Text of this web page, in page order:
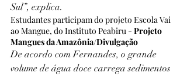
Sul”, explica.
Estudantes participam do projeto Escola Vai
ao Mangue, do Instituto Peabiru - Projeto
Mangues da Amazônia/Divulgação
De acordo com Fernandes, o grande
volume de água doce carrega sedimentos